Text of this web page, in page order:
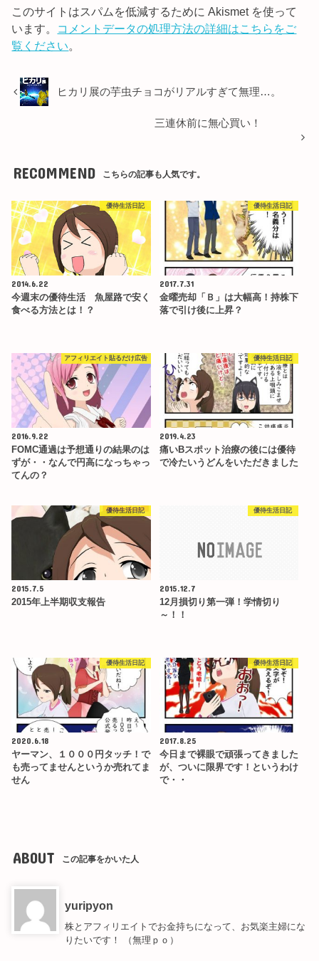
このサイトはスパムを低減するために Akismet を使って
います。 コメントデータの処理方法の詳細はこちらをご
覧ください。
ヒカリ展の芋虫チョコがリアルすぎて無理…。
三連休前に無心買い！
RECOMMEND こちらの記事も人気です。
優待生活日記
2014.6.22
今週末の優待生活 魚屋路で安く
食べる方法とは！？
優待生活日記
2017.7.31
金曜売却「Ｂ」は大幅高！持株下
落で引け後に上昇？
アフィリエイト貼るだけ広告
2016.9.22
FOMC通過は予想通りの結果のは
ずが・・なんで円高になっちゃっ
てんの？
優待生活日記
2019.4.23
痛いBスポット治療の後には優待
で冷たいうどんをいただきました
優待生活日記
2015.7.5
2015年上半期収支報告
優待生活日記
2015.12.7
12月損切り第一弾！学情切り
～！！
優待生活日記
2020.6.18
ヤーマン、１０００円タッチ！で
も売ってませんというか売れてま
せん
優待生活日記
2017.8.25
今日まで裸眼で頑張ってきました
が、ついに限界です！というわけ
で・・
ABOUT この記事をかいた人
yuripyon
株とアフィリエイトでお金持ちになって、お気楽主婦にな
りたいです！ （無理ｐｏ）